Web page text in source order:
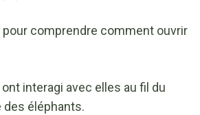
comprendre comment ouvrir
interagi avec elles au fil du
des éléphants.